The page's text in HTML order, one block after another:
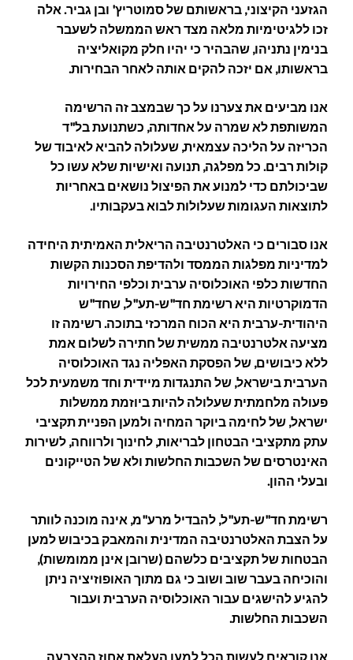
הגזעני הקיצוני, בראשותם של סמוטריץ' ובן גביר. אלה
זכו ללגיטימיות מלאה מצד ראש הממשלה לשעבר
בנימין נתניהו, שהבהיר כי יהיו חלק מקואליציה
בראשותו, אם יזכה להקים אותה לאחר הבחירות.
אנו מביעים את צערנו על כך שבמצב זה הרשימה
המשותפת לא שמרה על אחדותה, כשתנועת בל"ד
הכריזה על הליכה עצמאית, שעלולה להביא לאיבוד של
קולות רבים. כל מפלגה, תנועה ואישיות שלא עשו כל
שביכולתם כדי למנוע את הפיצול נושאים באחריות
לתוצאות העגומות שעלולות לבוא בעקבותיו.
אנו סבורים כי האלטרנטיבה הריאלית האמיתית היחידה
למדיניות מפלגות הממסד ולהדיפת הסכנות הקשות
החדשות כלפי האוכלוסיה ערבית וכלפי החירויות
הדמוקרטיות היא רשימת חד"ש-תע"ל, שחד"ש
היהודית-ערבית היא הכוח המרכזי בתוכה. רשימה זו
מציעה אלטרנטיבה ממשית של חתירה לשלום אמת
ללא כיבושים, של הפסקת האפליה נגד האוכלוסיה
הערבית בישראל, של התנגדות מיידית וחד משמעית לכל
פעולה מלחמתית שעלולה להיות ביוזמת ממשלות
ישראל, של לחימה ביוקר המחיה ולמען הפניית תקציבי
עתק מתקציבי הבטחון לבריאות, לחינוך ולרווחה, לשירות
האינטרסים של השכבות החלשות ולא של הטייקונים
ובעלי ההון.
רשימת חד"ש-תע"ל, להבדיל מרע"מ, אינה מוכנה לוותר
על הצבת האלטרנטיבה המדינית והמאבק בכיבוש למען
הבטחות של תקציבים כלשהם (שרובן אינן ממומשות),
והוכיחה בעבר שוב ושוב כי גם מתוך האופוזיציה ניתן
להגיע להישגים עבור האוכלוסיה הערבית ועבור
השכבות החלשות.
אנו קוראים לעשות הכל למען העלאת אחוז ההצבעה